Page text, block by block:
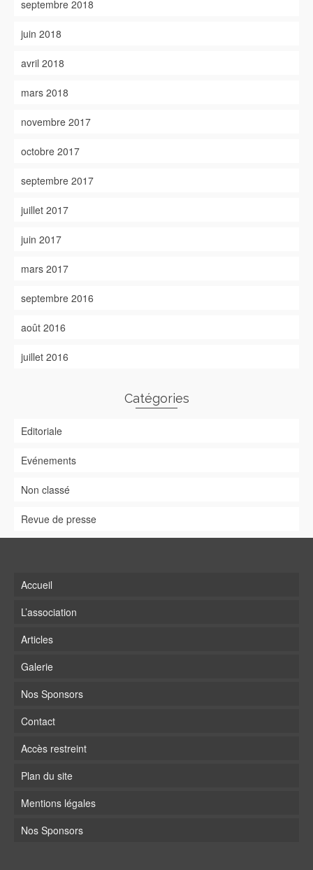
septembre 2018
juin 2018
avril 2018
mars 2018
novembre 2017
octobre 2017
septembre 2017
juillet 2017
juin 2017
mars 2017
septembre 2016
août 2016
juillet 2016
Catégories
Editoriale
Evénements
Non classé
Revue de presse
Accueil
L’association
Articles
Galerie
Nos Sponsors
Contact
Accès restreint
Plan du site
Mentions légales
Nos Sponsors